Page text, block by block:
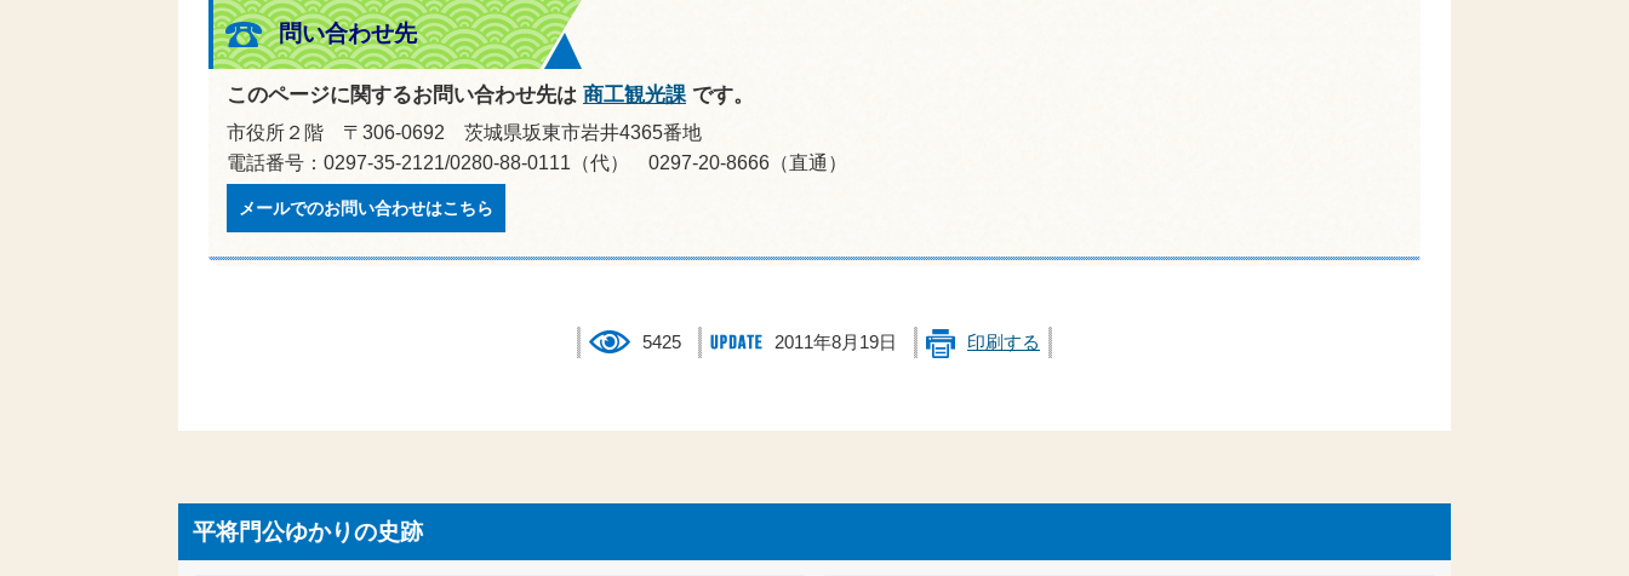
問い合わせ先
このページに関するお問い合わせ先は 商工観光課 です。
市役所２階 〒306-0692 茨城県坂東市岩井4365番地
電話番号：0297-35-2121/0280-88-0111（代） 0297-20-8666（直通）
メールでのお問い合わせはこちら
5425 2011年8月19日 印刷する
平将門公ゆかりの史跡